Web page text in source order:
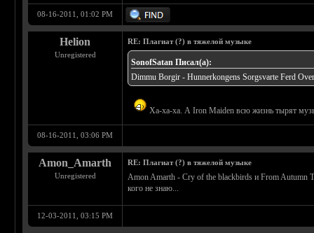
08-16-2011, 01:02 PM
Helion
Unregistered
RE: Плагиат (?) в тяжелой музыке
SonofSatan Писал(а):
Dimmu Borgir - Hunnerkongens Sorgsvarte Ferd
Ха-ха-ха. А Iron Maiden всю жизнь тырят
08-16-2011, 03:06 PM
Amon_Amarth
Unregistered
RE: Плагиат (?) в тяжелой музыке
Amon Amarth - Cry of the blackbirds и From Autumn
кого не знаю...
12-03-2011, 03:15 PM